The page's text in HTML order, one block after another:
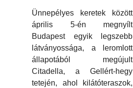
Ünnepélyes keretek között
április 5-én megnyílt
Budapest egyik legszebb
látványossága, a leromlott
állapotából megújult
Citadella, a Gellért-hegy
tetején, ahol kilátóteraszok,